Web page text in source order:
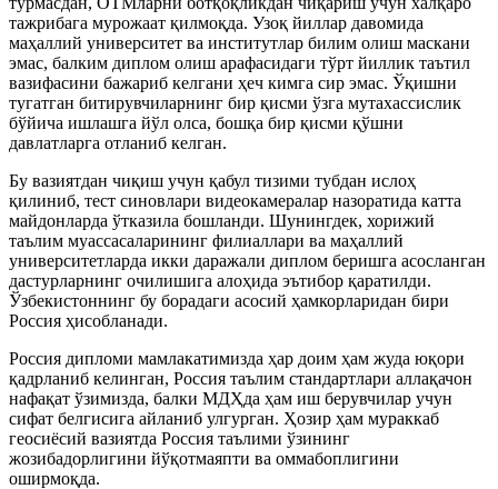
тажрибага мурожаат қилмоқда. Узоқ йиллар давомида
маҳаллий университет ва институтлар билим олиш маскани
эмас, балким диплом олиш арафасидаги тўрт йиллик таътил
вазифасини бажариб келгани ҳеч кимга сир эмас. Ўқишни
тугатган битирувчиларнинг бир қисми ўзга мутахассислик
бўйича ишлашга йўл олса, бошқа бир қисми қўшни
давлатларга отланиб келган.
Бу вазиятдан чиқиш учун қабул тизими тубдан ислоҳ
қилиниб, тест синовлари видеокамералар назоратида катта
майдонларда ўтказила бошланди. Шунингдек, хорижий
таълим муассасаларининг филиаллари ва маҳаллий
университетларда икки даражали диплом беришга асосланган
дастурларнинг очилишига алоҳида эътибор қаратилди.
Ўзбекистоннинг бу борадаги асосий ҳамкорларидан бири
Россия ҳисобланади.
Россия дипломи мамлакатимизда ҳар доим ҳам жуда юқори
қадрланиб келинган, Россия таълим стандартлари аллақачон
нафақат ўзимизда, балки МДҲда ҳам иш берувчилар учун
сифат белгисига айланиб улгурган. Ҳозир ҳам мураккаб
геосиёсий вазиятда Россия таълими ўзининг
жозибадорлигини йўқотмаяпти ва оммабоплигини
оширмоқда.